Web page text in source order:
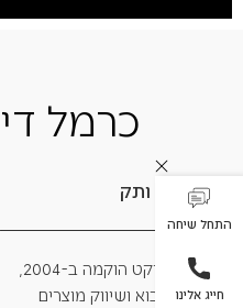
התחל שיחה
חייג אלינו
כרמל
20 שנות ותק
כחברת ייבוא ושיווק מוצרים